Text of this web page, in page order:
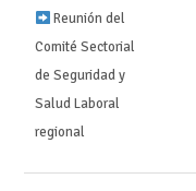
Reunión del
Comité Sectorial
de Seguridad y
Salud Laboral
regional